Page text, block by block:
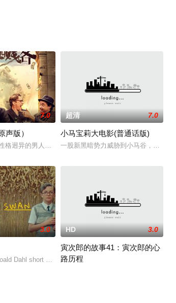
电视猫或剧情网等平台了解。
的替身机器人替她跟他亲密。没想到Charl
7.0
声版）
格迥异的男人为了各自毕生的梦想和美好的未来，多年辛
超清 7.0
小马宝莉大电影(普通话版)
一股新黑暗势力威胁到小马谷，六位
闯虎穴打败独角猩猩兽，救
演婚礼喜剧[婚礼上我们讨厌的人](The Peop
3.0
Dahl short story about a small/br
HD 3.0
寅次郎的故事41：寅次郎的心
路历程